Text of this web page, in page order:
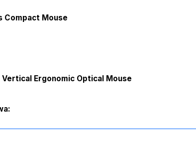
Compact Mouse
Ergonomic Optical Mouse